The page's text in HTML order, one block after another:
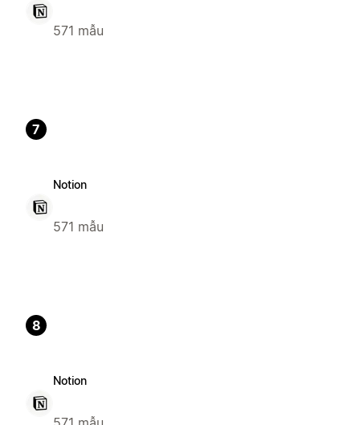
571 mẫu
7
Notion
571 mẫu
8
Notion